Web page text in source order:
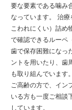
要な要素である噛み
なっています。 治療
こわれにくい）詰め
で確認できるルーペ
歯で保存困難になっ
ントを用いたり、歯
も取り組んでいます
ご高齢の方で、イン
いる方も一度ご相談
しています。